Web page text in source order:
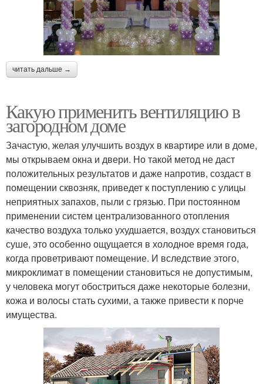
читать дальше →
Какую применить вентиляцию в
загородном доме
Зачастую, желая улучшить воздух в квартире или в доме,
мы открываем окна и двери. Но такой метод не даст
положительных результатов и даже напротив, создаст в
помещении сквозняк, приведет к поступлению с улицы
неприятных запахов, пыли с грязью. При постоянном
применении систем централизованного отопления
качество воздуха только ухудшается, воздух становиться
суше, это особенно ощущается в холодное время года,
когда проветривают помещение. И вследствие этого,
микроклимат в помещении становиться не допустимым,
у человека могут обостриться даже некоторые болезни,
кожа и волосы стать сухими, а также привести к порче
имущества.